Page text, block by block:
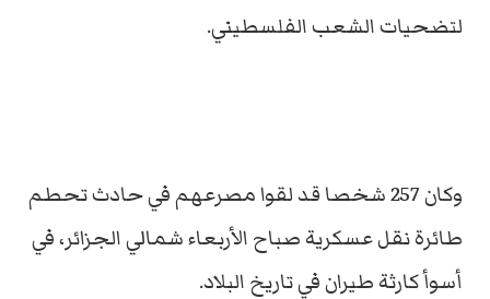
لتضحيات الشعب الفلسطيني.
وكان 257 شخصا قد لقوا مصرعهم في حادث تحطم
طائرة نقل عسكرية صباح الأربعاء شمالي الجزائر، في
أسوأ كارثة طيران في تاريخ البلاد.